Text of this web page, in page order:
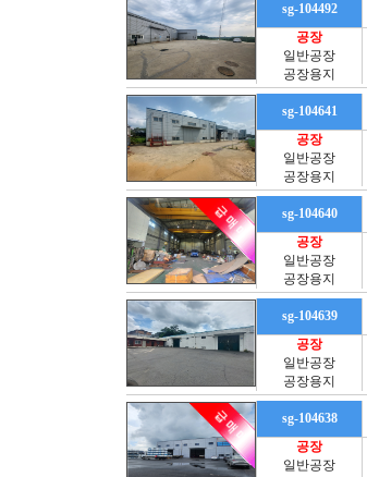
sg-104492
공장
일반공장
공장용지
sg-104641
공장
일반공장
공장용지
sg-104640
공장
일반공장
공장용지
sg-104639
공장
일반공장
공장용지
sg-104638
공장
일반공장